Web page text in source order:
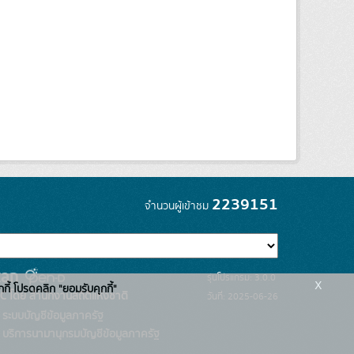
จำนวนผู้เข้าชม 2239151
โดย สำนักงานสถิติแห่งชาติ
รุ่นโปรแกรม: 3.0.0
วันที่: 2025-06-26
กี้ โปรดคลิก "ยอมรับคุกกี้" x